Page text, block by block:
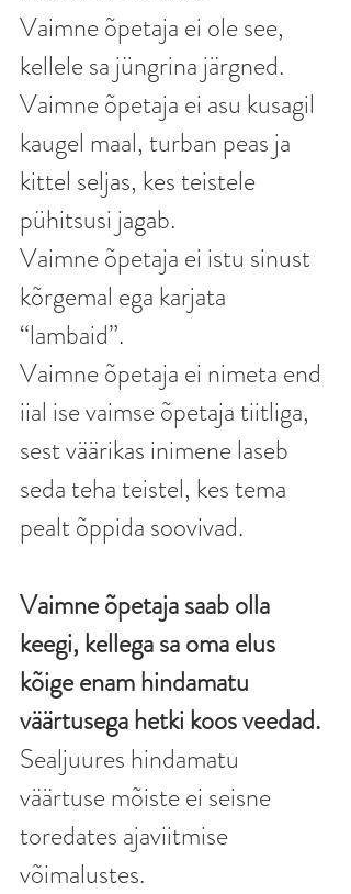
Vaimne õpetaja ei ole see,
kellele sa jüngrina järgned.
Vaimne õpetaja ei asu kusagil
kaugel maal, turban peas ja
kittel seljas, kes teistele
pühitsusi jagab.
Vaimne õpetaja ei istu sinust
kõrgemal ega karjata
“lambaid”.
Vaimne õpetaja ei nimeta end
iial ise vaimse õpetaja tiitliga,
sest väärikas inimene laseb
seda teha teistel, kes tema
pealt õppida soovivad.
Vaimne õpetaja saab olla
keegi, kellega sa oma elus
kõige enam hindamatu
väärtusega hetki koos veedad.
Sealjuures hindamatu
väärtuse mõiste ei seisne
toredates ajaviitmise
võimalustes.